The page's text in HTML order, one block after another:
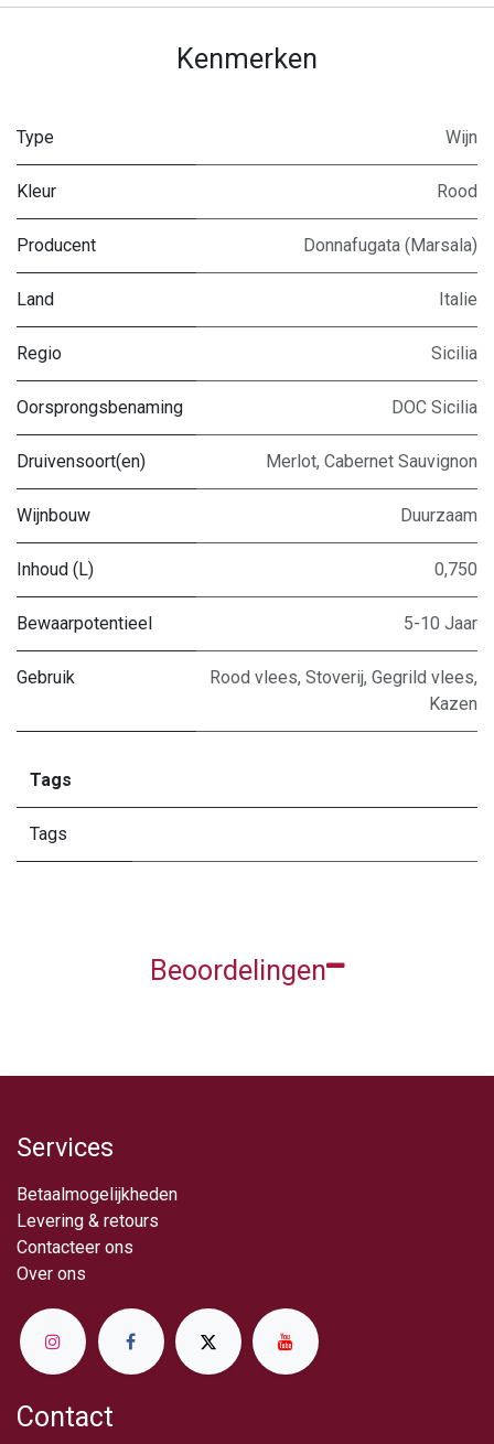
Kenmerken
Type Wijn
Kleur Rood
Producent Donnafugata (Marsala)
Land Italie
Regio Sicilia
Oorsprongsbenaming DOC Sicilia
Druivensoort(en) Merlot, Cabernet Sauvignon
Wijnbouw Duurzaam
Inhoud (L) 0,750
Bewaarpotentieel 5-10 Jaar
Gebruik Rood vlees, Stoverij, Gegrild vlees,
Kazen
Tags
Tags
Beoordelingen
Services
Betaalmogelijkheden
Levering & retou​rs
Contacteer ons
Over ​ons
Contact